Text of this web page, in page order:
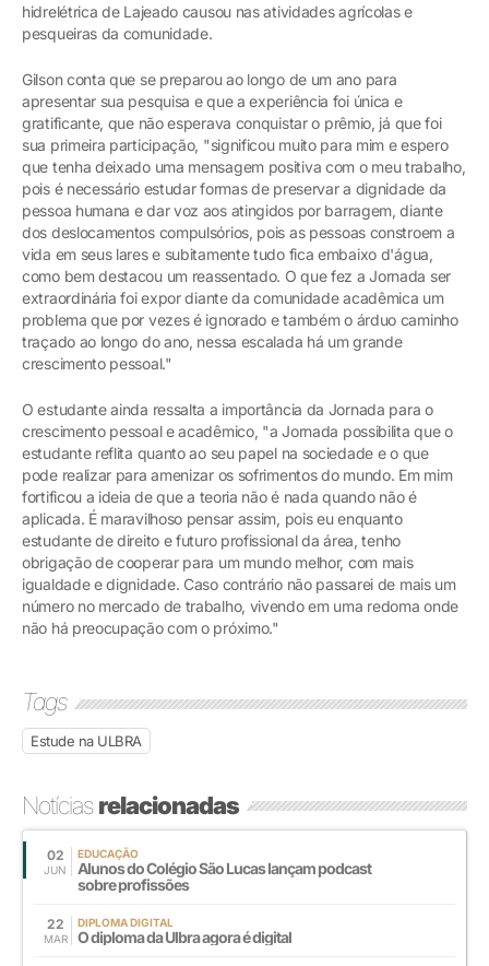
hidrelétrica de Lajeado causou nas atividades agrícolas e
pesqueiras da comunidade.
Gilson conta que se preparou ao longo de um ano para
apresentar sua pesquisa e que a experiência foi única e
gratificante, que não esperava conquistar o prêmio, já que foi
sua primeira participação, "significou muito para mim e espero
que tenha deixado uma mensagem positiva com o meu trabalho,
pois é necessário estudar formas de preservar a dignidade da
pessoa humana e dar voz aos atingidos por barragem, diante
dos deslocamentos compulsórios, pois as pessoas constroem a
vida em seus lares e subitamente tudo fica embaixo d'água,
como bem destacou um reassentado. O que fez a Jornada ser
extraordinária foi expor diante da comunidade acadêmica um
problema que por vezes é ignorado e também o árduo caminho
traçado ao longo do ano, nessa escalada há um grande
crescimento pessoal."
O estudante ainda ressalta a importância da Jornada para o
crescimento pessoal e acadêmico, "a Jornada possibilita que o
estudante reflita quanto ao seu papel na sociedade e o que
pode realizar para amenizar os sofrimentos do mundo. Em mim
fortificou a ideia de que a teoria não é nada quando não é
aplicada. É maravilhoso pensar assim, pois eu enquanto
estudante de direito e futuro profissional da área, tenho
obrigação de cooperar para um mundo melhor, com mais
igualdade e dignidade. Caso contrário não passarei de mais um
número no mercado de trabalho, vivendo em uma redoma onde
não há preocupação com o próximo."
Tags
Estude na ULBRA
Notíciasrelacionadas
02
JUN
EDUCAÇÃO
Alunos do Colégio São Lucas lançam podcast
sobre profissões
22
MAR
DIPLOMA DIGITAL
O diploma da Ulbra agora é digital